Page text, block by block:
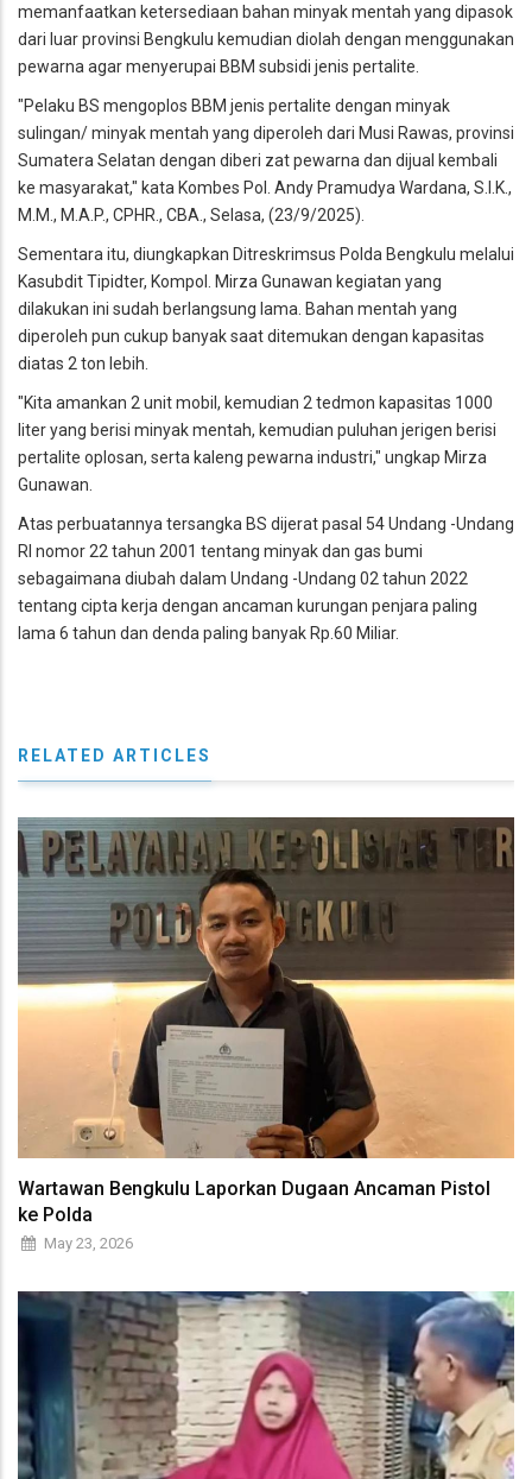
memanfaatkan ketersediaan bahan minyak mentah yang dipasok
dari luar provinsi Bengkulu kemudian diolah dengan menggunakan
pewarna agar menyerupai BBM subsidi jenis pertalite.
"Pelaku BS mengoplos BBM jenis pertalite dengan minyak
sulingan/ minyak mentah yang diperoleh dari Musi Rawas, provinsi
Sumatera Selatan dengan diberi zat pewarna dan dijual kembali
ke masyarakat," kata Kombes Pol. Andy Pramudya Wardana, S.I.K.,
M.M., M.A.P., CPHR., CBA., Selasa, (23/9/2025).
Sementara itu, diungkapkan Ditreskrimsus Polda Bengkulu melalui
Kasubdit Tipidter, Kompol. Mirza Gunawan kegiatan yang
dilakukan ini sudah berlangsung lama. Bahan mentah yang
diperoleh pun cukup banyak saat ditemukan dengan kapasitas
diatas 2 ton lebih.
"Kita amankan 2 unit mobil, kemudian 2 tedmon kapasitas 1000
liter yang berisi minyak mentah, kemudian puluhan jerigen berisi
pertalite oplosan, serta kaleng pewarna industri," ungkap Mirza
Gunawan.
Atas perbuatannya tersangka BS dijerat pasal 54 Undang -Undang
RI nomor 22 tahun 2001 tentang minyak dan gas bumi
sebagaimana diubah dalam Undang -Undang 02 tahun 2022
tentang cipta kerja dengan ancaman kurungan penjara paling
lama 6 tahun dan denda paling banyak Rp.60 Miliar.
RELATED ARTICLES
Wartawan Bengkulu Laporkan Dugaan Ancaman Pistol
ke Polda
May 23, 2026